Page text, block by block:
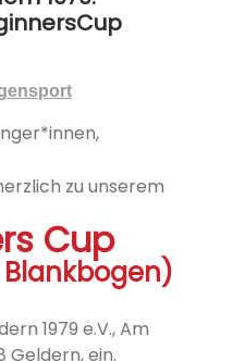
zu unserem
Cup
1979 e.V., Am
Geldern, ein.